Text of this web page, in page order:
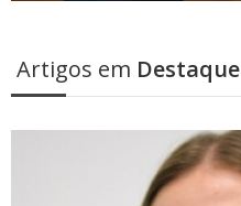
Artigos em Destaque